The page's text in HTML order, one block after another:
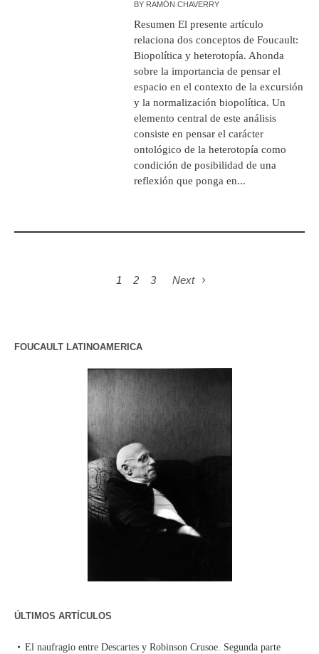
BY RAMÓN CHAVERRY
Resumen El presente artículo
relaciona dos conceptos de Foucault:
Biopolítica y heterotopía. Ahonda
sobre la importancia de pensar el
espacio en el contexto de la excursión
y la normalización biopolítica. Un
elemento central de este análisis
consiste en pensar el carácter
ontológico de la heterotopía como
condición de posibilidad de una
reflexión que ponga en...
1 2 3 Next
FOUCAULT LATINOAMERICA
ÚLTIMOS ARTÍCULOS
El naufragio entre Descartes y Robinson Crusoe. Segunda parte